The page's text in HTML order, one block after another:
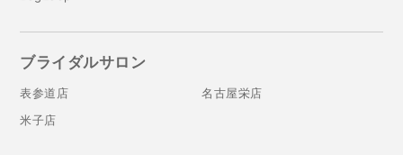
ブライダルサロン
表参道店
名古屋栄店
米子店